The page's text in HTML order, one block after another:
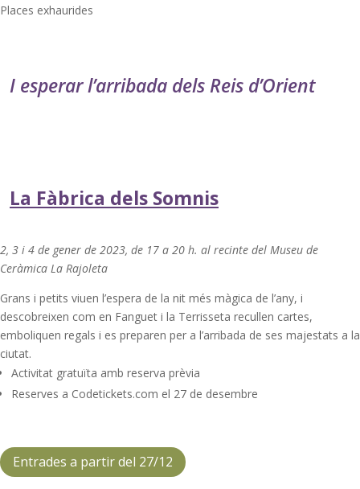
Places exhaurides
I esperar l’arribada dels Reis d’Orient
La Fàbrica dels Somnis
2, 3 i 4 de gener de 2023, de 17 a 20 h. al recinte del Museu de
Ceràmica La Rajoleta
Grans i petits viuen l’espera de la nit més màgica de l’any, i
descobreixen com en Fanguet i la Terrisseta recullen cartes,
emboliquen regals i es preparen per a l’arribada de ses majestats a la
ciutat.
Activitat gratuïta amb reserva prèvia
Reserves a Codetickets.com el 27 de desembre
Entrades a partir del 27/12